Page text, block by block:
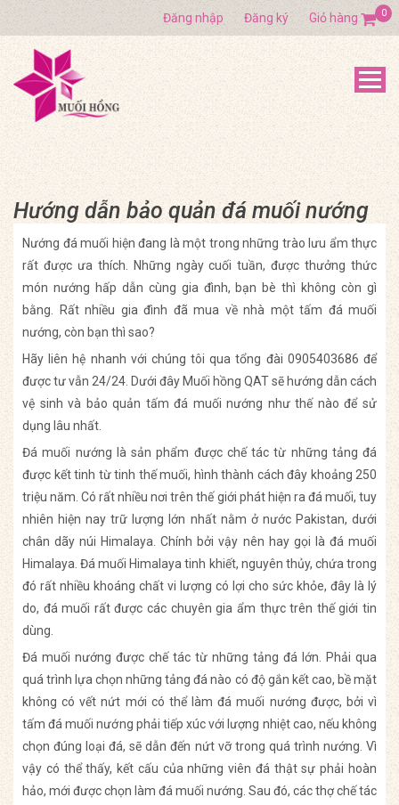
Đăng nhập Đăng ký Giỏ hàng 0
Hướng dẫn bảo quản đá muối nướng
Nướng đá muối hiện đang là một trong những trào lưu ẩm thực
rất được ưa thích. Những ngày cuối tuần, được thưởng thức
món nướng hấp dẫn cùng gia đình, bạn bè thì không còn gì
bằng. Rất nhiều gia đình đã mua về nhà một tấm đá muối
nướng, còn bạn thì sao?
Hãy liên hệ nhanh với chúng tôi qua tổng đài 0905403686 để
được tư vẫn 24/24. Dưới đây Muối hồng QAT sẽ hướng dẫn cách
vệ sinh và bảo quản tấm đá muối nướng như thế nào để sử
dụng lâu nhất.
Đá muối nướng là sản phẩm được chế tác từ những tảng đá
được kết tinh từ tinh thế muối, hình thành cách đây khoảng 250
triệu năm. Có rất nhiều nơi trên thế giới phát hiện ra đá muối, tuy
nhiên hiện nay trữ lượng lớn nhất nằm ở nước Pakistan, dưới
chân dãy núi Himalaya. Chính bởi vậy nên hay gọi là đá muối
Himalaya. Đá muối Himalaya tinh khiết, nguyên thủy, chứa trong
đó rất nhiều khoáng chất vi lượng có lợi cho sức khỏe, đây là lý
do, đá muối rất được các chuyên gia ẩm thực trên thế giới tin
dùng.
Đá muối nướng được chế tác từ những tảng đá lớn. Phải qua
quá trình lựa chọn những tảng đá nào có độ gắn kết cao, bề mặt
không có vết nứt mới có thể làm đá muối nướng được, bởi vì
tấm đá muối nướng phải tiếp xúc với lượng nhiệt cao, nếu không
chọn đúng loại đá, sẽ dẫn đến nứt vỡ trong quá trình nướng. Vì
vậy có thể thấy, kết cấu của những viên đá thật sự phải hoàn
hảo, mới được chọn làm đá muối nướng. Sau đó, các thợ chế tác